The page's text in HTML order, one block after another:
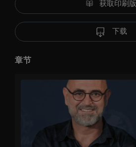
获取印刷版
下载
章节